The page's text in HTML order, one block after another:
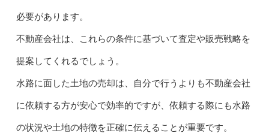
必要があります。
不動産会社は、これらの条件に基づいて査定や販売戦略を
提案してくれるでしょう。
水路に面した土地の売却は、自分で行うよりも不動産会社
に依頼する方が安心で効率的ですが、依頼する際にも水路
の状況や土地の特徴を正確に伝えることが重要です。